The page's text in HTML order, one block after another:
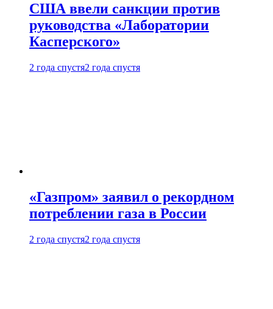
США ввели санкции против
руководства «Лаборатории
Касперского»
2 года спустя2 года спустя
«Газпром» заявил о рекордном
потреблении газа в России
2 года спустя2 года спустя